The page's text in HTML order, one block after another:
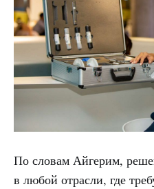
По словам Айгерим,
в любой отрасли, где